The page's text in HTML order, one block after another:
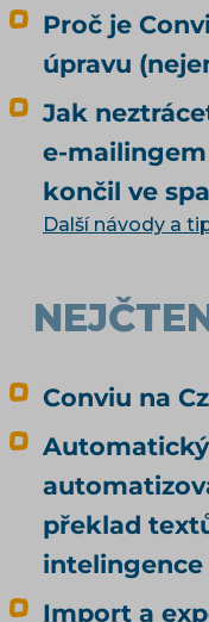
doporučování.
mě agent
nikde nepovolil? Co bych musel udělat, aby u
mě mohl
Kdo zaplatí
jiného, než měl? Jak vás má umělá inteligence
vůbec najít a
e-shop. Čím
Proč je
úpravu
Jak
e-
končil ve
Další návody a
Conviu na
překlad
intelingence
Import a